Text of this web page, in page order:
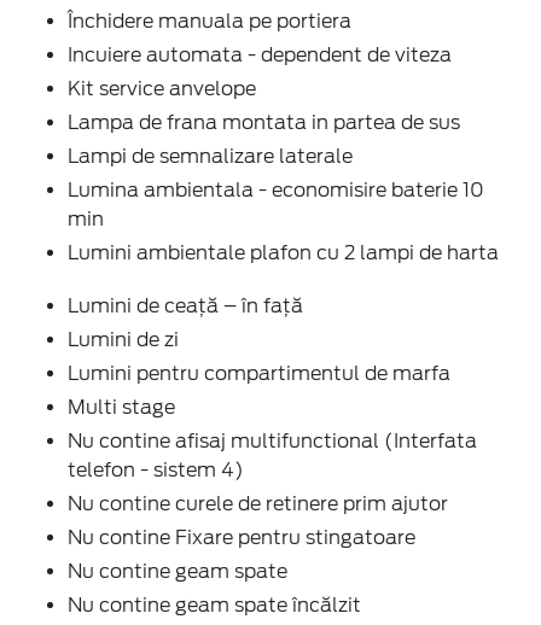
Închidere manuala pe portiera
Incuiere automata - dependent de viteza
Kit service anvelope
Lampa de frana montata in partea de sus
Lampi de semnalizare laterale
Lumina ambientala - economisire baterie 10
min
Lumini ambientale plafon cu 2 lampi de harta
Lumini de ceață – în față
Lumini de zi
Lumini pentru compartimentul de marfa
Multi stage
Nu contine afisaj multifunctional (Interfata
telefon - sistem 4)
Nu contine curele de retinere prim ajutor
Nu contine Fixare pentru stingatoare
Nu contine geam spate
Nu contine geam spate încălzit